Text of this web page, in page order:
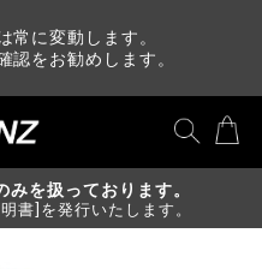
常に変動します。
認をお勧めします。
を扱っております。
書]を発行いたします。